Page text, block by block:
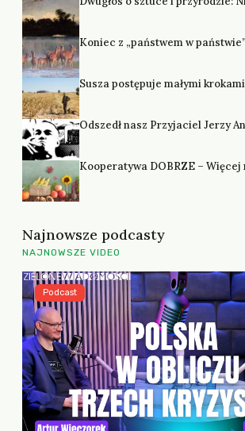
Koniec z „państwem w państwie”
Susza postępuje małymi krokami
Odszedł nasz Przyjaciel Jerzy
Kooperatywa DOBRZE – Więcej
Najnowsze podcasty
NAJNOWSZE VIDEO
Podcast